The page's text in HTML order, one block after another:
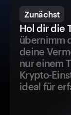
Zunächst
Hol dir die
übernimm
deine
nur einem
Krypto-
ideal für